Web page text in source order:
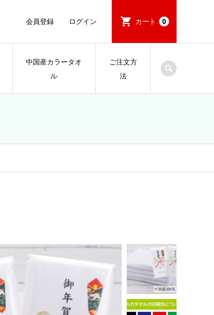
会員登録 ログイン カート 0
中国産カラータオ
ル
ご注文方
法